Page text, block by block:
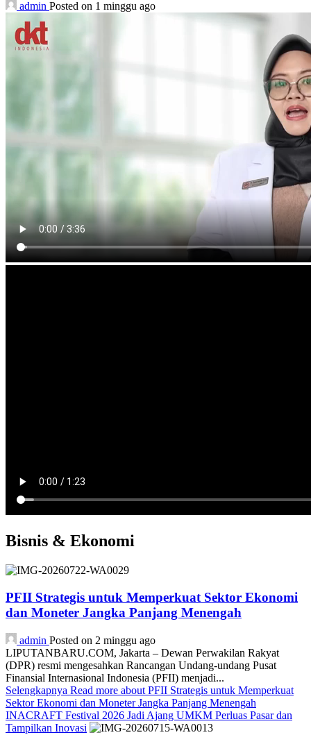
admin Posted on 1 minggu ago
Bisnis & Ekonomi
PFII Strategis untuk Memperkuat Sektor Ekonomi
dan Moneter Jangka Panjang Menengah
admin Posted on 2 minggu ago
LIPUTANBARU.COM, Jakarta – Dewan Perwakilan Rakyat
(DPR) resmi mengesahkan Rancangan Undang-undang Pusat
Finansial Internasional Indonesia (PFII) menjadi...
Selengkapnya Read more about PFII Strategis untuk Memperkuat
Sektor Ekonomi dan Moneter Jangka Panjang Menengah
INACRAFT Festival 2026 Jadi Ajang UMKM Perluas Pasar dan
Tampilkan Inovasi